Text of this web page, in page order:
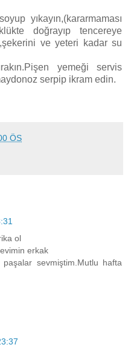
yıkayın,(kararmaması
doğrayıp tencereye
ve yeteri kadar su
yemeği servis
serpip ikram edin.
ÖS
ol
erkak
sevmiştim.Mutlu hafta